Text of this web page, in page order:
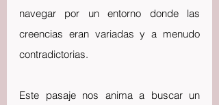
navegar por un entorno donde las
creencias eran variadas y a menudo
contradictorias.
Este pasaje nos anima a buscar un